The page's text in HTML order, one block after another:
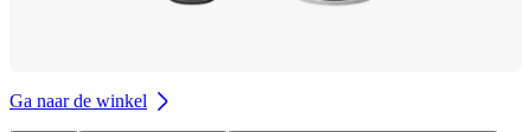
Ga naar de winkel